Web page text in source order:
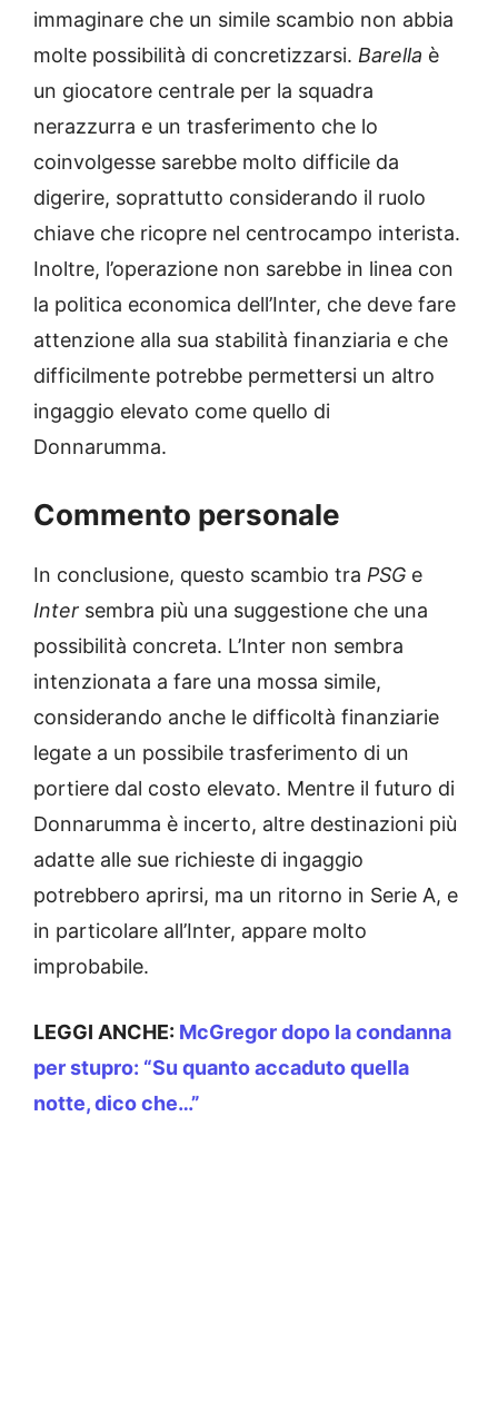
immaginare che un simile scambio non abbia
molte possibilità di concretizzarsi. Barella è
un giocatore centrale per la squadra
nerazzurra e un trasferimento che lo
coinvolgesse sarebbe molto difficile da
digerire, soprattutto considerando il ruolo
chiave che ricopre nel centrocampo interista.
Inoltre, l’operazione non sarebbe in linea con
la politica economica dell’Inter, che deve fare
attenzione alla sua stabilità finanziaria e che
difficilmente potrebbe permettersi un altro
ingaggio elevato come quello di
Donnarumma.
Commento personale
In conclusione, questo scambio tra PSG e
Inter sembra più una suggestione che una
possibilità concreta. L’Inter non sembra
intenzionata a fare una mossa simile,
considerando anche le difficoltà finanziarie
legate a un possibile trasferimento di un
portiere dal costo elevato. Mentre il futuro di
Donnarumma è incerto, altre destinazioni più
adatte alle sue richieste di ingaggio
potrebbero aprirsi, ma un ritorno in Serie A, e
in particolare all’Inter, appare molto
improbabile.
LEGGI ANCHE: McGregor dopo la condanna
per stupro: “Su quanto accaduto quella
notte, dico che…”